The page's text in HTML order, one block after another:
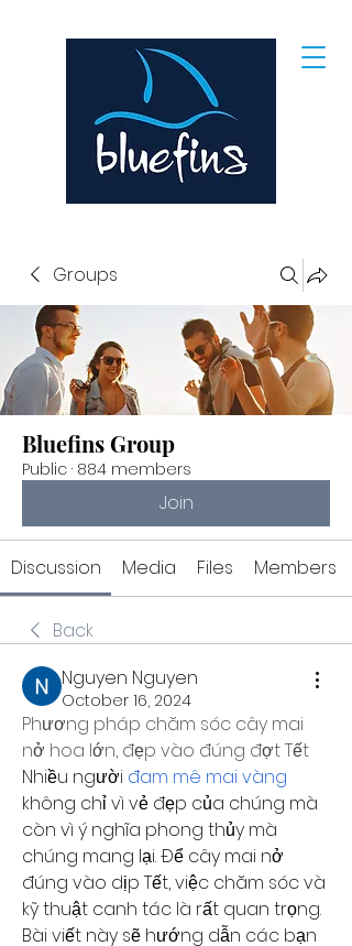
Groups
Bluefins Group
Public · 884 members
Join
Discussion Media Files Members
Back
Nguyen Nguyen
October 16, 2024
Phương pháp chăm sóc cây mai
nở hoa lớn, đẹp vào đúng đợt Tết
Nhiều người đam mê mai vàng
không chỉ vì vẻ đẹp của chúng mà
còn vì ý nghĩa phong thủy mà
chúng mang lại. Để cây mai nở
đúng vào dịp Tết, việc chăm sóc và
kỹ thuật canh tác là rất quan trọng.
Bài viết này sẽ hướng dẫn các bạn